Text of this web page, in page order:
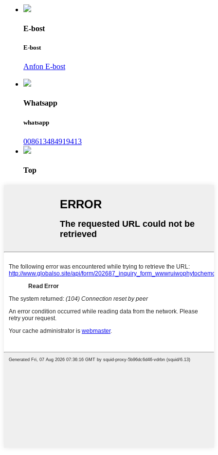
E-bost
E-bost
Anfon E-bost
Whatsapp
whatsapp
008613484919413
Top